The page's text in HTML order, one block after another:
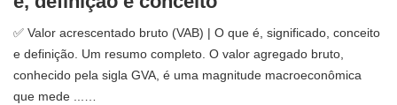
✅ Valor acrescentado bruto (VAB) | O que é, significado, conceito
e definição. Um resumo completo. O valor agregado bruto,
conhecido pela sigla GVA, é uma magnitude macroeconômica
que mede ...…